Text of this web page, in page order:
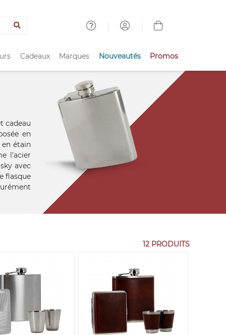
Cadeaux Marques Nouveautés Promos
cadeau
en
en étain
l’acier
avec
flasque
12 PRODUITS